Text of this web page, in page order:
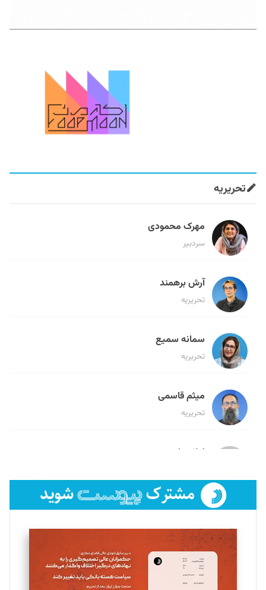
تحریریه
مهرک محمودی
سردبیر
آرش برهمند
تحریریه
سمانه سمیع
تحریریه
میثم قاسمی
تحریریه
لیلا حنارود
فائزه فتحی رستمی
تحریریه
سروش کرمیان
تحریریه